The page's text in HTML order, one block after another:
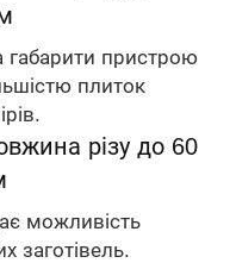
габарити пристрою
плиток
різу до 60
можливість
заготівель.